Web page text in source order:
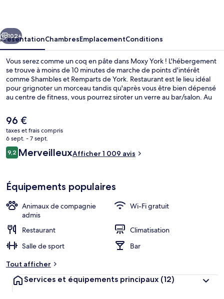
Suivant
102+
PrésentationChambresEmplacementConditions
Vous serez comme un coq en pâte dans Moxy York ! L'hébergement
se trouve à moins de 10 minutes de marche de points d'intérêt
comme Shambles et Remparts de York. Restaurant est le lieu idéal
pour grignoter un morceau tandis qu'après vous être bien dépensé
au centre de fitness, vous pourrez siroter un verre au bar/salon. Au
épicerie fine et une terrasse. Sympa non ? Les autres voyageurs
adorent le personnel attentionné et la présentation générale.
Le
prix
actuel
est
de
96 €
taxes et frais compris
6 sept. - 7 sept.
Avis
voyageurs
9,29,2 sur 10
MerveilleuxAfficher 1 009 avis
Équipements populaires
Animaux de compagnie
admis
Wi-Fi gratuit
Restaurant
Climatisation
Salle de sport
Bar
Tout afficher
Services et équipements principaux (12)